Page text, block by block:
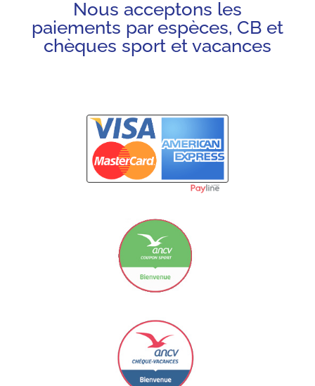
Nous acceptons les
paiements par espèces, CB et
chèques sport et vacances
Carte Bancaire